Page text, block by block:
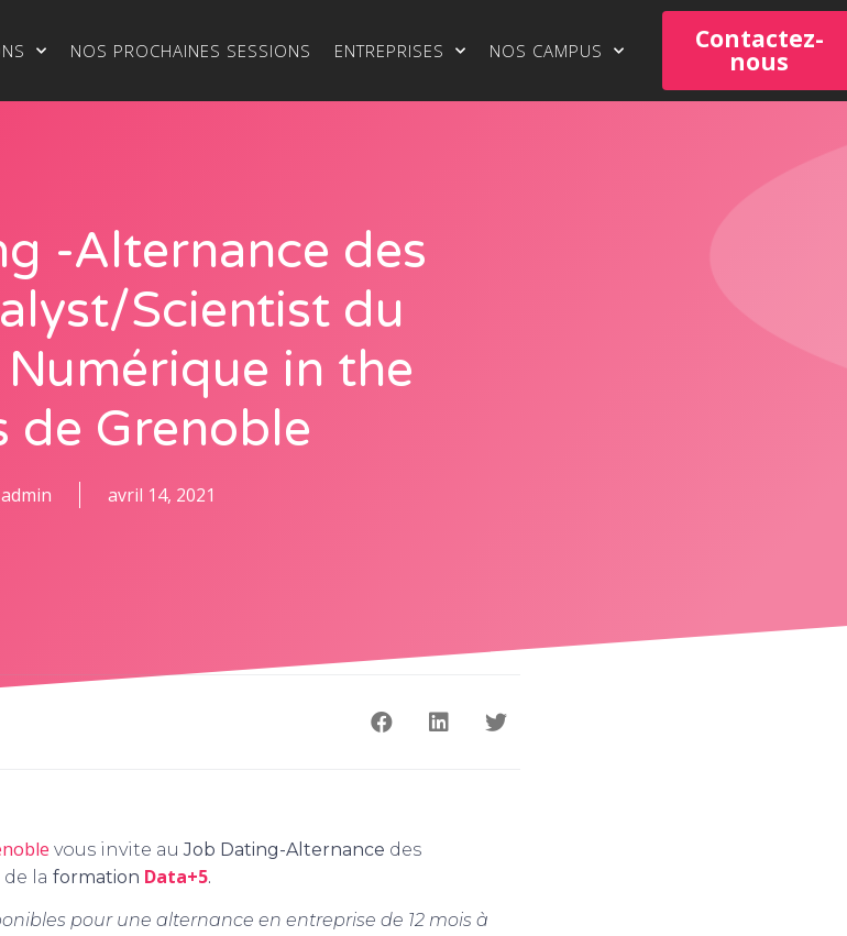
NOS PROCHAINES SESSIONS ENTREPRISES NOS CAMPUS Contactez-
nous
-Alternance des
Scientist du
in the
de Grenoble
admin avril 14, 2021
vous invite auJob Dating-Alternance des
de la formation Data+5.
pour une alternance en entreprise de 12 mois à